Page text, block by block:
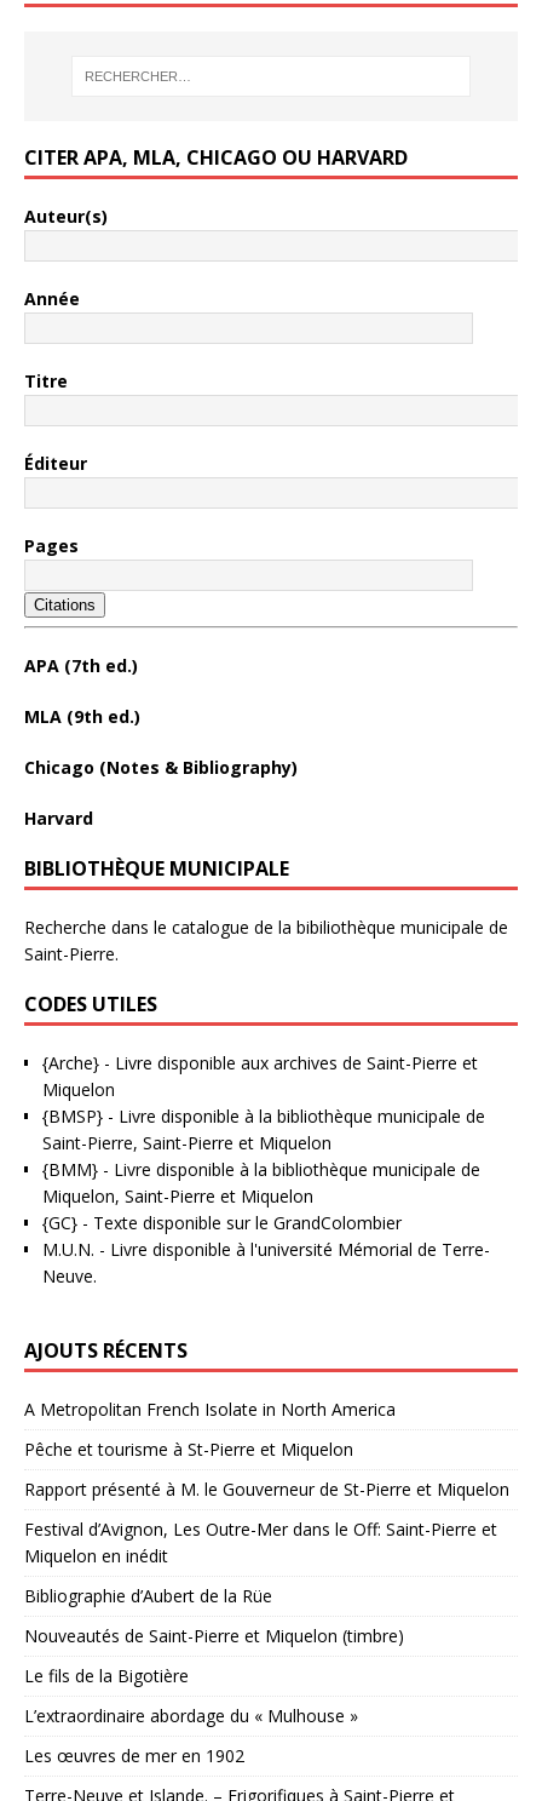
CITER APA, MLA, CHICAGO OU HARVARD
Auteur(s)
Année
Titre
Éditeur
Pages
Citations
APA (7th ed.)
MLA (9th ed.)
Chicago (Notes & Bibliography)
Harvard
BIBLIOTHÈQUE MUNICIPALE
Recherche dans le catalogue de la bibiliothèque municipale de
Saint-Pierre.
CODES UTILES
{Arche} - Livre disponible aux archives de Saint-Pierre et
Miquelon
{BMSP} - Livre disponible à la bibliothèque municipale de
Saint-Pierre, Saint-Pierre et Miquelon
{BMM} - Livre disponible à la bibliothèque municipale de
Miquelon, Saint-Pierre et Miquelon
{GC} - Texte disponible sur le GrandColombier
M.U.N. - Livre disponible à l'université Mémorial de Terre-
Neuve.
AJOUTS RÉCENTS
A Metropolitan French Isolate in North America
Pêche et tourisme à St-Pierre et Miquelon
Rapport présenté à M. le Gouverneur de St-Pierre et Miquelon
Festival d’Avignon, Les Outre-Mer dans le Off: Saint-Pierre et
Miquelon en inédit
Bibliographie d’Aubert de la Rüe
Nouveautés de Saint-Pierre et Miquelon (timbre)
Le fils de la Bigotière
L’extraordinaire abordage du « Mulhouse »
Les œuvres de mer en 1902
Terre-Neuve et Islande. – Frigorifiques à Saint-Pierre et